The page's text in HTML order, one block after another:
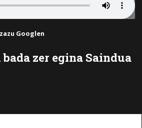
Googlen
zer egina Saindua